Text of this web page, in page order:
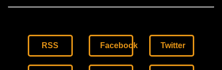
RSS Facebook Twitter